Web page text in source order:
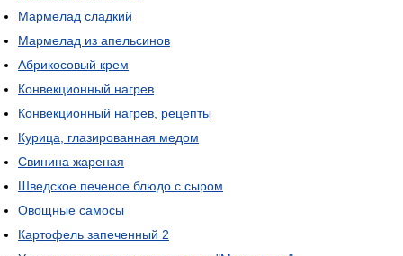
Мармелад сладкий
Мармелад из апельсинов
Абрикосовый крем
Конвекционный нагрев
Конвекционный нагрев, рецепты
Курица, глазированная медом
Свинина жареная
Шведское печеное блюдо с сыром
Овощные самосы
Картофель запеченный 2